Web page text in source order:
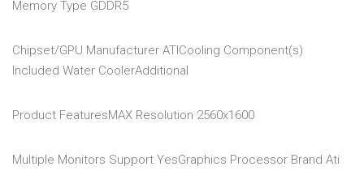
Memory Type GDDR5
Chipset/GPU Manufacturer ATICooling Component(s)
Included Water CoolerAdditional
Product FeaturesMAX Resolution 2560x1600
Multiple Monitors Support YesGraphics Processor Brand Ati